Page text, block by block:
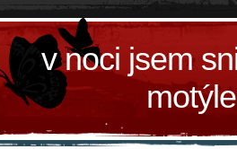
v noci jsem